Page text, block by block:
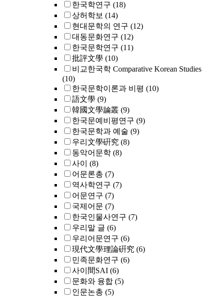
한국학연구 (18)
상허학보 (14)
현대문학의 연구 (12)
대동문화연구 (12)
한국문학연구 (11)
批評文學 (10)
비교한국학 Comparative Korean Studies
(10)
한국문학이론과 비평 (10)
語文學 (9)
韓國文學論叢 (9)
한국문예비평연구 (9)
한국문학과 예술 (9)
우리文學硏究 (8)
동악어문학 (8)
사이
(8)
어문론총 (7)
역사학연구 (7)
어문연구 (7)
국제어문 (7)
한국인물사연구 (7)
우리말 글 (6)
우리어문연구 (6)
現代文學理論硏究 (6)
민족문화연구 (6)
사이間SAI (6)
문화와 융합 (5)
인문논총 (5)